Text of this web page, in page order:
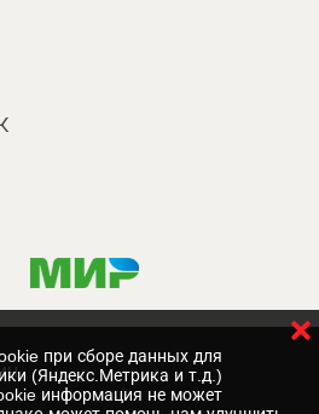
при сборе данных для
(Яндекс.Метрика и т.д.)
информация не может